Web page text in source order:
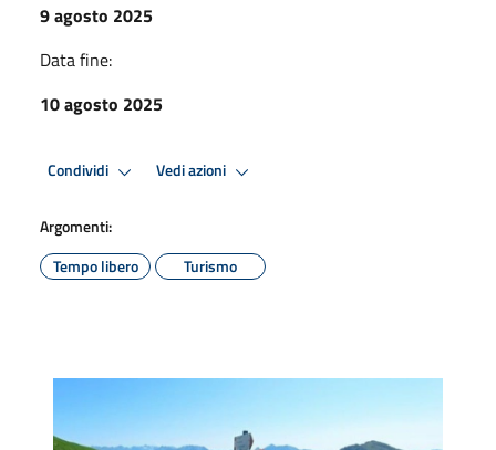
9 agosto 2025
Data fine:
10 agosto 2025
Condividi Vedi azioni
Argomenti:
Tempo libero
Turismo